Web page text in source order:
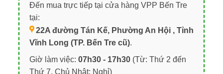
Đến mua trực tiếp tại cửa hàng VPP Bến Tre
tại:
22A đường Tán Kế, Phường An Hội , Tỉnh
Vĩnh Long (TP. Bến Tre cũ).
Giờ làm việc: 07h30 - 17h30(Từ: Thứ 2 đến
Thứ 7, Chủ Nhật: Nghỉ)